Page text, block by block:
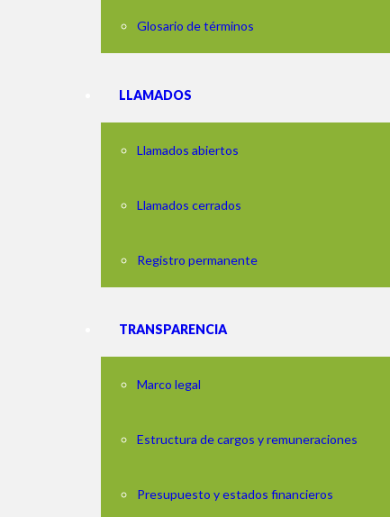
Glosario de términos
LLAMADOS
Llamados abiertos
Llamados cerrados
Registro permanente
TRANSPARENCIA
Marco legal
Estructura de cargos y remuneraciones
Presupuesto y estados financieros